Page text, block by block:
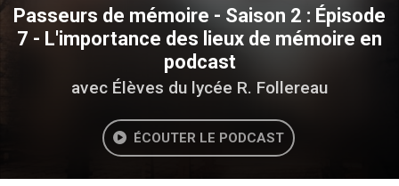
Passeurs de mémoire - Saison 2 : Épisode
7 - L'importance des lieux de mémoire en
podcast
avec Élèves du lycée R. Follereau
ÉCOUTER LE PODCAST